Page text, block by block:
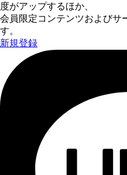
度がアップするほか、
会員限定コンテンツおよびサ
す。
新規登録